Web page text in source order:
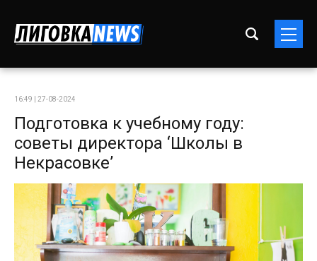
16:49 | 27-08-2024
Подготовка к учебному году:
советы директора ‘Школы в
Некрасовке’